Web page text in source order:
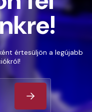
értesüljön a legújabb